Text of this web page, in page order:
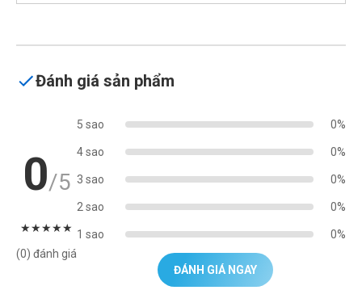
Đánh giá sản phẩm
0/5
★★★★★
(0) đánh giá
5 sao 0%
4 sao 0%
3 sao 0%
2 sao 0%
1 sao 0%
ĐÁNH GIÁ NGAY